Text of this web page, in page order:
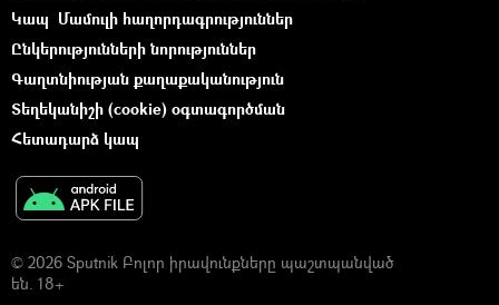
Կապ Մամուլի հաղորդագրություններ
Ընկերությունների նորություններ
Գաղտնիության քաղաքականություն
Տեղեկանիշի (cookie) օգտագործման
Հետադարձ կապ
© 2026 Sputnik Բոլոր իրավունքները պաշտպանված
են. 18+